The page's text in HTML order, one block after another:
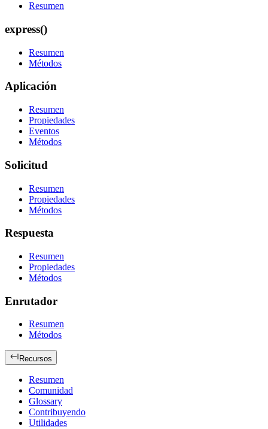
Resumen
express()
Resumen
Métodos
Aplicación
Resumen
Propiedades
Eventos
Métodos
Solicitud
Resumen
Propiedades
Métodos
Respuesta
Resumen
Propiedades
Métodos
Enrutador
Resumen
Métodos
Recursos
Resumen
Comunidad
Glossary
Contribuyendo
Utilidades